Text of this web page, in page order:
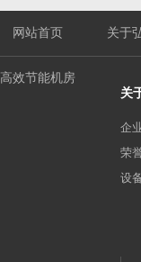
网站首页 关于
高效节能机房
关
企
荣
设